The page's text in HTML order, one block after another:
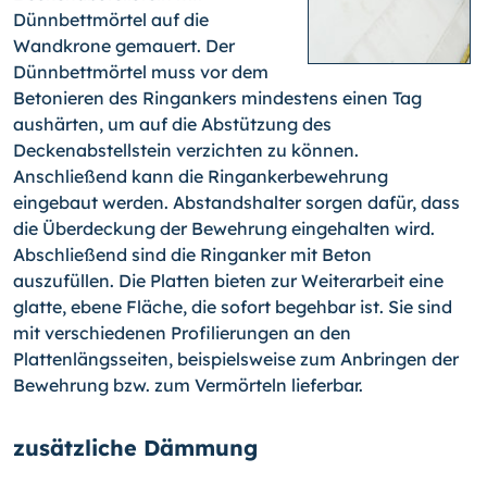
Dünnbettmörtel auf die
Wandkrone gemauert. Der
Dünnbettmörtel muss vor dem
Betonieren des Ringankers mindestens einen Tag
aushärten, um auf die Abstützung des
Deckenabstellstein verzichten zu können.
Anschließend kann die Ringankerbewehrung
eingebaut werden. Abstandshalter sorgen dafür, dass
die Überdeckung der Bewehrung eingehalten wird.
Abschließend sind die Ringanker mit Beton
auszufüllen. Die Platten bieten zur Weiterarbeit eine
glatte, ebene Fläche, die sofort begehbar ist. Sie sind
mit verschiedenen Profilierungen an den
Plattenlängsseiten, beispielsweise zum Anbringen der
Bewehrung bzw. zum Vermörteln lieferbar.
zusätzliche Dämmung